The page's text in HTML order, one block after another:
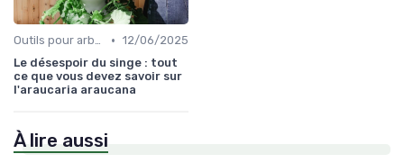
Outils pour arbres et arbustes • 12/06/2025
Le désespoir du singe : tout
ce que vous devez savoir sur
l'araucaria araucana
À lire aussi